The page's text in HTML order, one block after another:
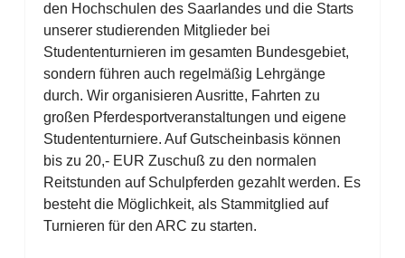
den Hochschulen des Saarlandes und die Starts
unserer studierenden Mitglieder bei
Studententurnieren im gesamten Bundesgebiet,
sondern führen auch regelmäßig Lehrgänge
durch. Wir organisieren Ausritte, Fahrten zu
großen Pferdesportveranstaltungen und eigene
Studententurniere. Auf Gutscheinbasis können
bis zu 20,- EUR Zuschuß zu den normalen
Reitstunden auf Schulpferden gezahlt werden. Es
besteht die Möglichkeit, als Stammitglied auf
Turnieren für den ARC zu starten.